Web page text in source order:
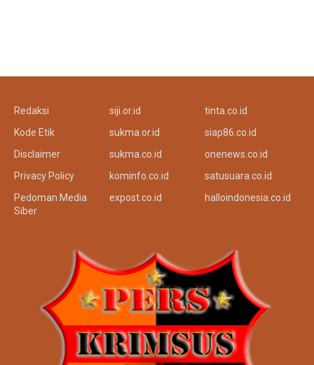
Redaksi
Kode Etik
Disclaimer
Privacy Policy
Pedoman Media
Siber
siji.or.id
sukma.or.id
sukma.co.id
kominfo.co.id
expost.co.id
tinta.co.id
siap86.co.id
onenews.co.id
satusuara.co.id
halloindonesia.co.id